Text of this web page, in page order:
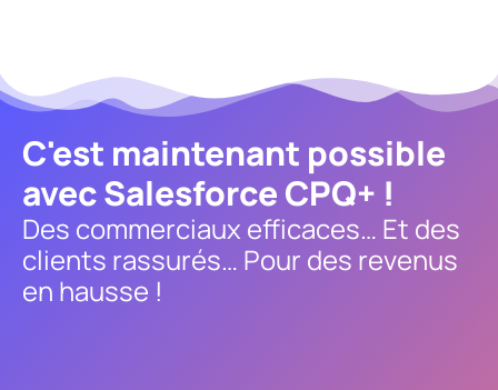
C'est maintenant possible
avec Salesforce CPQ+ !
Des commerciaux efficaces… Et des
clients rassurés… Pour des revenus
en hausse !